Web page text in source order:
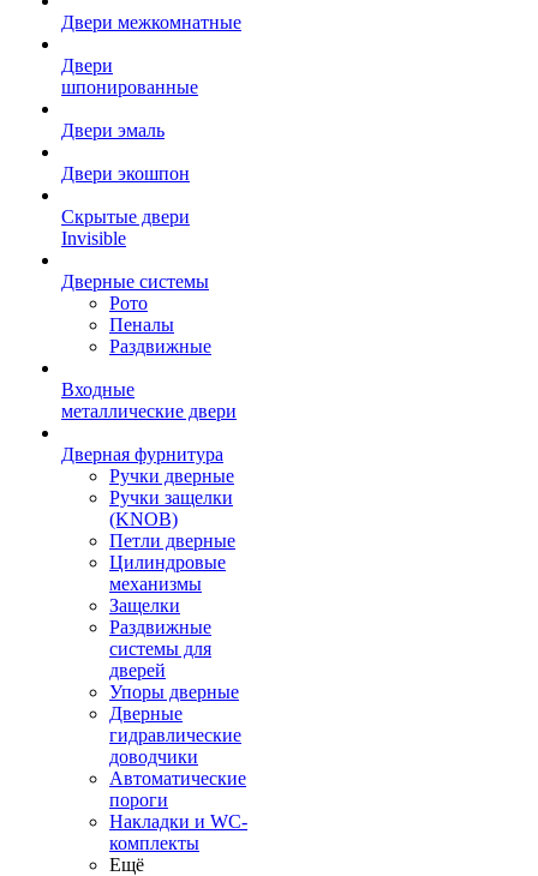
Двери межкомнатные
Двери
шпонированные
Двери эмаль
Двери экошпон
Скрытые двери
Invisible
Дверные системы
Рото
Пеналы
Раздвижные
Входные
металлические двери
Дверная фурнитура
Ручки дверные
Ручки защелки
(KNOB)
Петли дверные
Цилиндровые
механизмы
Защелки
Раздвижные
системы для
дверей
Упоры дверные
Дверные
гидравлические
доводчики
Автоматические
пороги
Накладки и WC-
комплекты
Ещё